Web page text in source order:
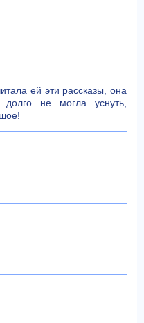
ей эти рассказы, она
не могла уснуть,